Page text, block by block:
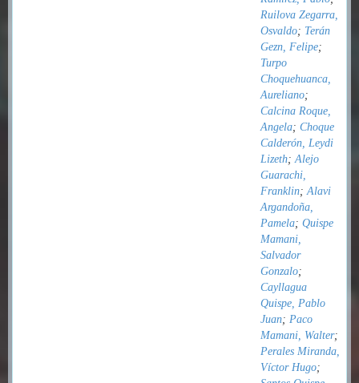
Ruilova Zegarra,
Osvaldo; Terán
Gezn, Felipe;
Turpo
Choquehuanca,
Aureliano;
Calcina Roque,
Angela; Choque
Calderón, Leydi
Lizeth;Alejo
Guarachi,
Franklin;Alavi
Argandoña,
Pamela; Quispe
Mamani,
Salvador
Gonzalo;
Cayllagua
Quispe, Pablo
Juan; Paco
Mamani, Walter;
Perales Miranda,
Víctor Hugo;